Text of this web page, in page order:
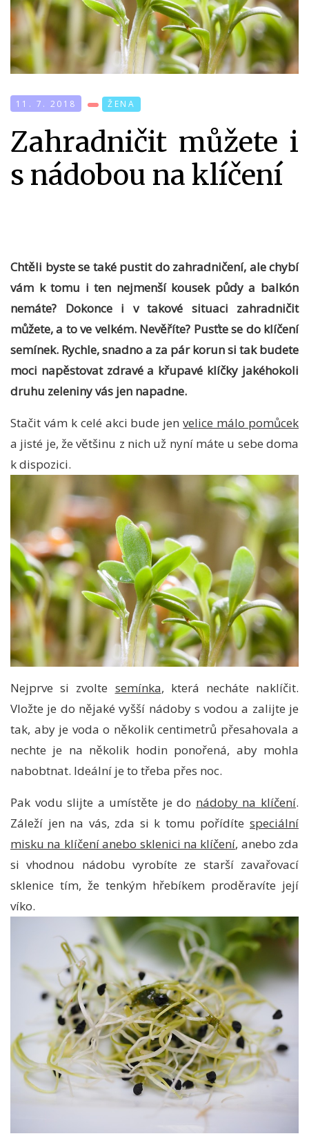
11. 7. 2018 ŽENA
Zahradničit můžete i
s nádobou na klíčení
Chtěli byste se také pustit do zahradničení, ale chybí
vám k tomu i ten nejmenší kousek půdy a balkón
nemáte? Dokonce i v takové situaci zahradničit
můžete, a to ve velkém. Nevěříte? Pusťte se do klíčení
semínek. Rychle, snadno a za pár korun si tak budete
moci napěstovat zdravé a křupavé klíčky jakéhokoli
druhu zeleniny vás jen napadne.
Stačit vám k celé akci bude jenvelice málo pomůcek
a jisté je, že většinu z nich už nyní máte u sebe doma
k dispozici.
Nejprve si zvolte semínka, která necháte naklíčit.
Vložte je do nějaké vyšší nádoby s vodou a zalijte je
tak, aby je voda o několik centimetrů přesahovala a
nechte je na několik hodin ponořená, aby mohla
nabobtnat. Ideální je to třeba přes noc.
Pak vodu slijte a umístěte je do nádoby na klíčení.
Záleží jen na vás, zda si k tomu pořídíte speciální
misku na klíčení anebo sklenici na klíčení, anebo zda
si vhodnou nádobu vyrobíte ze starší zavařovací
sklenice tím, že tenkým hřebíkem proděravíte její
víko.